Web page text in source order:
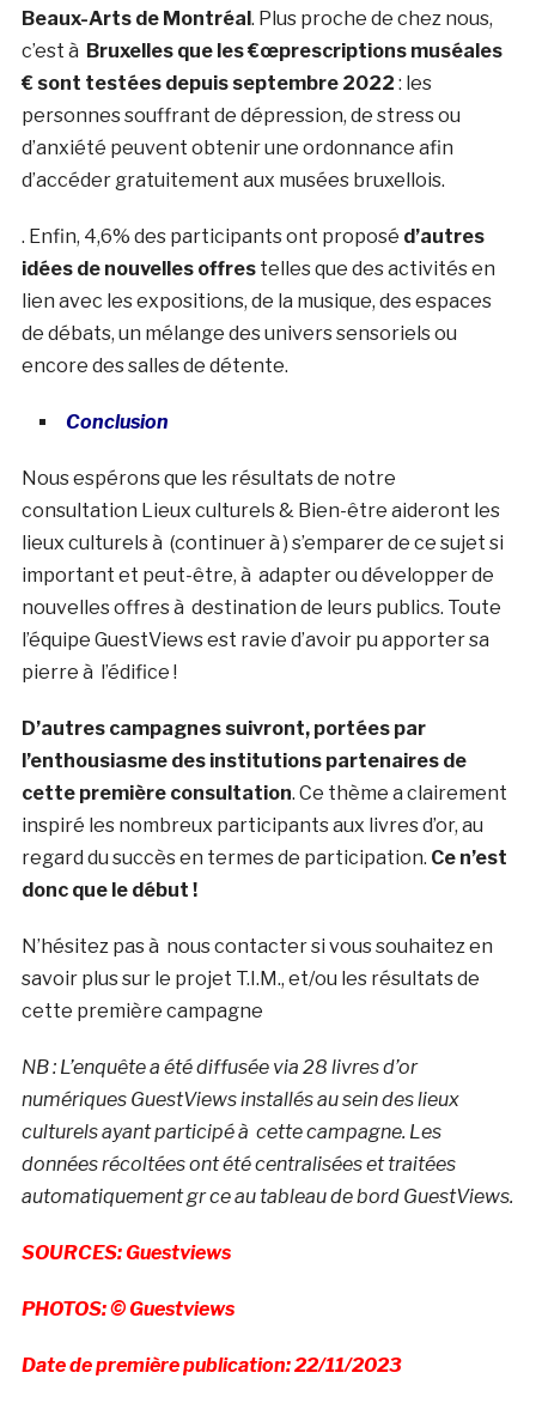
Beaux-Arts de Montréal . Plus proche de chez nous,
c’est à Bruxelles que les €œprescriptions muséales
€ sont testées depuis septembre 2022 : les
personnes souffrant de dépression, de stress ou
d’anxiété peuvent obtenir une ordonnance afin
d’accéder gratuitement aux musées bruxellois.
. Enfin, 4,6% des participants ont proposé d’autres
idées de nouvelles offrestelles que des activités en
lien avec les expositions, de la musique, des espaces
de débats, un mélange des univers sensoriels ou
encore des salles de détente.
Conclusion
Nous espérons que les résultats de notre
consultation Lieux culturels & Bien-être aideront les
lieux culturels à (continuer à ) s’emparer de ce sujet si
important et peut-être, à adapter ou développer de
nouvelles offres à destination de leurs publics. Toute
l’équipe GuestViews est ravie d’avoir pu apporter sa
pierre à l’édifice !
D’autres campagnes suivront, portées par
l’enthousiasme des institutions partenaires de
cette première consultation. Ce thème a clairement
inspiré les nombreux participants aux livres d’or, au
regard du succès en termes de participation. Ce n’est
donc que le début !
N’hésitez pas à nous contacter si vous souhaitez en
savoir plus sur le projet T.I.M., et/ou les résultats de
cette première campagne
NB : L’enquête a été diffusée via 28 livres d’or
numériques GuestViews installés au sein des lieux
culturels ayant participé à cette campagne. Les
données récoltées ont été centralisées et traitées
automatiquement gr ce au tableau de bord GuestViews.
SOURCES: Guestviews
PHOTOS: ©️ Guestviews
Date de première publication: 22/11/2023